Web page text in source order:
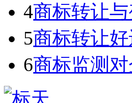
4商标转让
5商标转让
6商标监测